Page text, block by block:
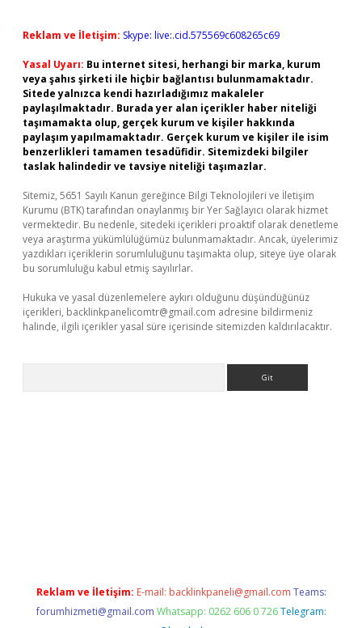
Reklam ve İletişim: Skype: live:.cid.575569c608265c69
Yasal Uyarı: Bu internet sitesi, herhangi bir marka, kurum
veya şahıs şirketi ile hiçbir bağlantısı bulunmamaktadır.
Sitede yalnızca kendi hazırladığımız makaleler
paylaşılmaktadır. Burada yer alan içerikler haber niteliği
taşımamakta olup, gerçek kurum ve kişiler hakkında
paylaşım yapılmamaktadır. Gerçek kurum ve kişiler ile isim
benzerlikleri tamamen tesadüfidir. Sitemizdeki bilgiler
taslak halindedir ve tavsiye niteliği taşımazlar.
Sitemiz, 5651 Sayılı Kanun gereğince Bilgi Teknolojileri ve İletişim
Kurumu (BTK) tarafından onaylanmış bir Yer Sağlayıcı olarak hizmet
vermektedir. Bu nedenle, sitedeki içerikleri proaktif olarak denetleme
veya araştırma yükümlülüğümüz bulunmamaktadır. Ancak, üyelerimiz
yazdıkları içeriklerin sorumluluğunu taşımakta olup, siteye üye olarak
bu sorumluluğu kabul etmiş sayılırlar.
Hukuka ve yasal düzenlemelere aykırı olduğunu düşündüğünüz
içerikleri, backlinkpanelicomtr@gmail.com adresine bildirmeniz
halinde, ilgili içerikler yasal süre içerisinde sitemizden kaldırılacaktır.
Reklam ve İletişim: E-mail: backlinkpaneli@gmail.com Teams:
forumhizmeti@gmail.com Whatsapp: 0262 606 0 726 Telegram: